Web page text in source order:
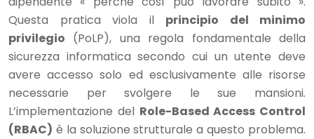
Questa pratica viola il principio del minimo
privilegio (PoLP), una regola fondamentale della
sicurezza informatica secondo cui un utente deve
avere accesso solo ed esclusivamente alle risorse
necessarie per svolgere le sue mansioni.
L’implementazione del Role-Based Access Control
(RBAC) è la soluzione strutturale a questo problema.